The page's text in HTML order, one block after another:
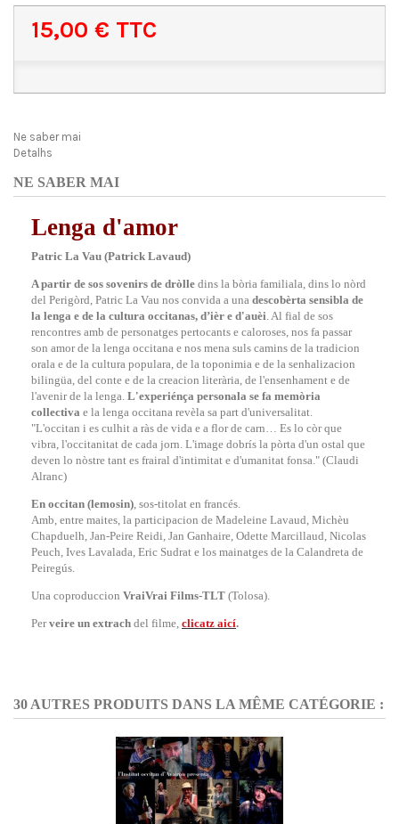
15,00 € TTC
Ne saber mai
Detalhs
NE SABER MAI
Lenga d'amor
Patric La Vau (Patrick Lavaud)
A partir de sos sovenirs de dròlle dins la bòria familiala, dins lo nòrd
del Perigòrd, Patric La Vau nos convida a una descobèrta sensibla de
la lenga e de la cultura occitanas, d’ièr e d'auèi. Al fial de sos
rencontres amb de personatges pertocants e caloroses, nos fa passar
son amor de la lenga occitana e nos mena suls camins de la tradicion
orala e de la cultura populara, de la toponimia e de la senhalizacion
bilingüa, del conte e de la creacion literària, de l'ensenhament e de
l'avenir de la lenga. L'experiénça personala se fa memòria
collectiva e la lenga occitana revèla sa part d'universalitat.
"L'occitan i es culhit a ràs de vida e a flor de carn… Es lo còr que
vibra, l'occitanitat de cada jorn. L'image dobrís la pòrta d'un ostal que
deven lo nòstre tant es frairal d'intimitat e d'umanitat fonsa." (Claudi
Alranc)
En occitan (lemosin), sos-titolat en francés.
Amb, entre maites, la participacion de Madeleine Lavaud, Michèu
Chapduelh, Jan-Peire Reidi, Jan Ganhaire, Odette Marcillaud, Nicolas
Peuch, Ives Lavalada, Eric Sudrat e los mainatges de la Calandreta de
Peiregús.
Una coproduccion VraiVrai Films-TLT (Tolosa).
Perveire un extrach del filme, clicatz aicí.
30 AUTRES PRODUITS DANS LA MÊME CATÉGORIE :